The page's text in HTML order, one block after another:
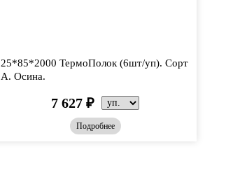
25*85*2000 ТермоПолок (6шт/уп). Сорт
А. Осина.
7 627 ₽
Подробнее